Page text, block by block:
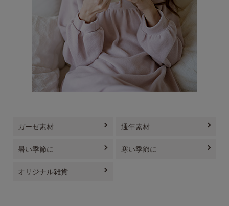
ガーゼ素材 通年素材
暑い季節に 寒い季節に
オリジナル雑貨